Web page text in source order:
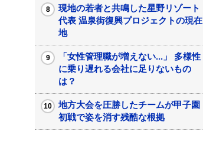
現地の若者と共鳴した星野リゾート
代表 温泉街復興プロジェクトの現在
地
「女性管理職が増えない...」 多様性
に乗り遅れる会社に足りないもの
は？
地方大会を圧勝したチームが甲子園
初戦で姿を消す残酷な根拠